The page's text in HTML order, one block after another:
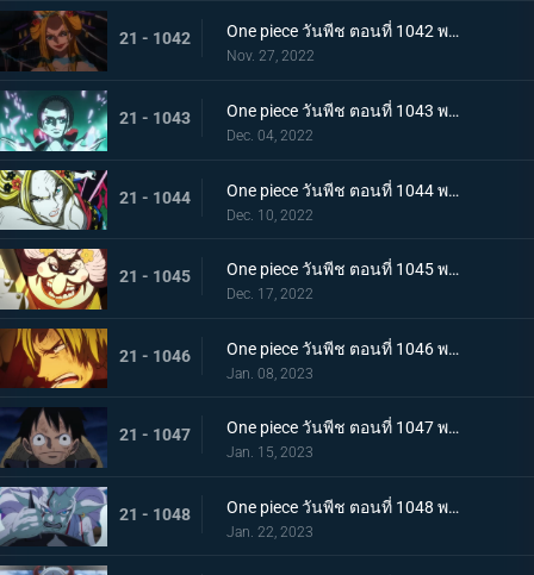
21 - 1042 One piece วันพีช ตอนที่ 1042 พากย์ไทย กับดักของผู้ล่า การยั่วยวนของแบล็คมาเรีย
Nov. 27, 2022
21 - 1043 One piece วันพีช ตอนที่ 1043 พากย์ไทย สะบั้นฝันร้าย บรู๊คดึงดาบน้ำแข็งออกจากฝัก
Dec. 04, 2022
21 - 1044 One piece วันพีช ตอนที่ 1044 พากย์ไทย คลัตช์ โรบินสวมอวตารปีศาจ
Dec. 10, 2022
21 - 1045 One piece วันพีช ตอนที่ 1045 พากย์ไทย คำสาป ภัยร้ายคืบคลานหาคิดกับโซโล
Dec. 17, 2022
21 - 1046 One piece วันพีช ตอนที่ 1046 พากย์ไทย เดิมพันใหญ่จะหัวหรือก้อย ปีกคู่ออกโรง
Jan. 08, 2023
21 - 1047 One piece วันพีช ตอนที่ 1047 พากย์ไทย จงปีนขึ้นไปสู้รุ่งอรุณ! มังกรสีชมพูอาละวาด
Jan. 15, 2023
21 - 1048 One piece วันพีช ตอนที่ 1048 พากย์ไทย ไปสู่อนาคต! คำสาบานของยามาโตะกับสุดยอดนักดาบ
Jan. 22, 2023